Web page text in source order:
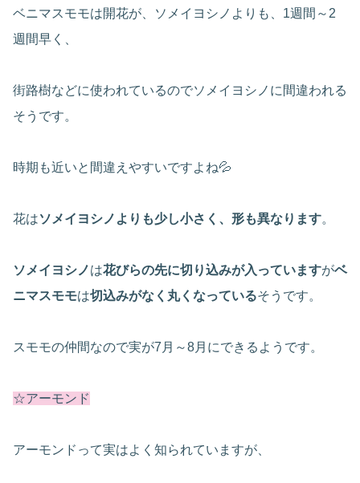
ベニマスモモは開花が、ソメイヨシノよりも、1週間～2
週間早く、
街路樹などに使われているのでソメイヨシノに間違われる
そうです。
時期も近いと間違えやすいですよね💦
花はソメイヨシノよりも少し小さく、形も異なります。
ソメイヨシノは花びらの先に切り込みが入っていますがベ
ニマスモモは切込みがなく丸くなっているそうです。
スモモの仲間なので実が7月～8月にできるようです。
☆アーモンド
アーモンドって実はよく知られていますが、